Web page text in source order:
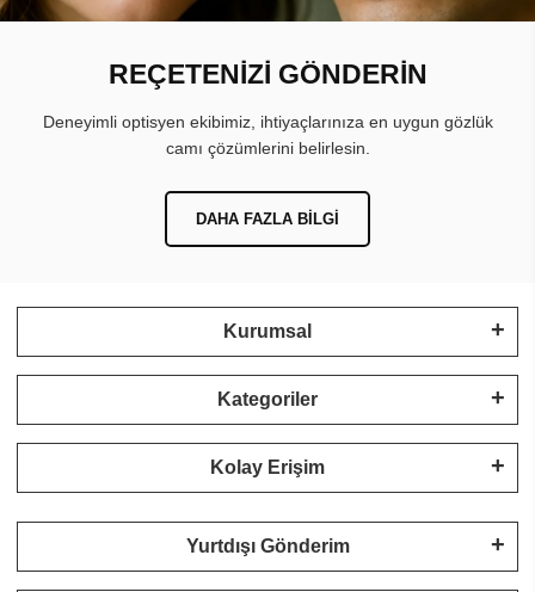
REÇETENİZİ GÖNDERİN
Deneyimli optisyen ekibimiz, ihtiyaçlarınıza en uygun gözlük
camı çözümlerini belirlesin.
DAHA FAZLA BILGI
Kurumsal
Kategoriler
Kolay Erişim
Yurtdışı Gönderim